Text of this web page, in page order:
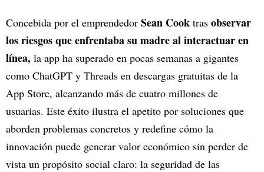
Concebida por el emprendedor Sean Cook tras observar
los riesgos que enfrentaba su madre al interactuar en
línea, la app ha superado en pocas semanas a gigantes
como ChatGPT y Threads en descargas gratuitas de la
App Store, alcanzando más de cuatro millones de
usuarias. Este éxito ilustra el apetito por soluciones que
aborden problemas concretos y redefine cómo la
innovación puede generar valor económico sin perder de
vista un propósito social claro: la seguridad de las